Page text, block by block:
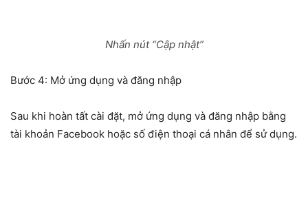
Nhấn nút “Cập nhật”
Bước 4: Mở ứng dụng và đăng nhập
Sau khi hoàn tất cài đặt, mở ứng dụng và đăng nhập bằng
tài khoản Facebook hoặc số điện thoại cá nhân để sử dụng.